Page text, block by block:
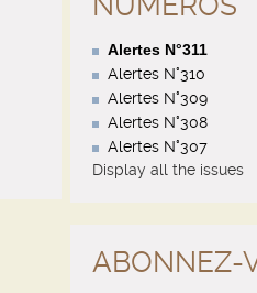
Alertes N°311
Alertes N°310
Alertes N°309
Alertes N°308
Alertes N°307
Display all the issues
ABONNEZ-